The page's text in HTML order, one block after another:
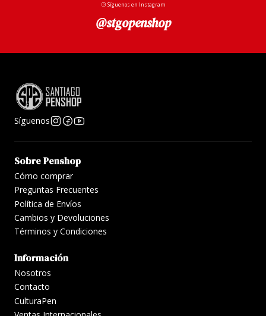
Síguenos en Instagram
@stgopenshop
Síguenos
Sobre Penshop
Cómo comprar
Preguntas Frecuentes
Política de Envíos
Cambios y Devoluciones
Términos y Condiciones
Información
Nosotros
Contacto
CulturaPen